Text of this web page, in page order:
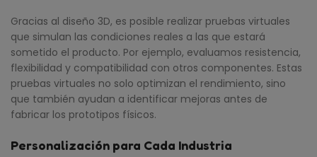
Gracias al diseño 3D, es posible realizar pruebas virtuales
que simulan las condiciones reales a las que estará
sometido el producto. Por ejemplo, evaluamos resistencia,
flexibilidad y compatibilidad con otros componentes. Estas
pruebas virtuales no solo optimizan el rendimiento, sino
que también ayudan a identificar mejoras antes de
fabricar los prototipos físicos.
Personalización para Cada Industria